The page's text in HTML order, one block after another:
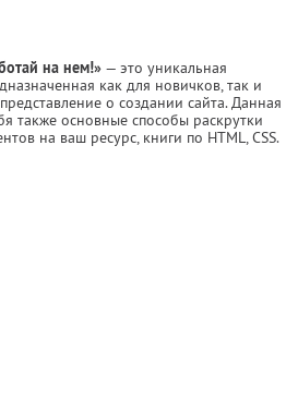
на нем!» — это уникальная
как для новичков, так и
о создании сайта. Данная
также основные способы раскрутки
на ваш ресурс, книги по HTML, CSS.